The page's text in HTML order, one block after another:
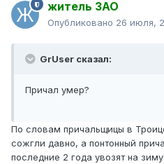
житель ЗАО
Опубликовано 26 июля,
GrUser сказал:
Причал умер?
По словам причальщицы в
сожгли давно, а понтонный
последние 2 года увозят на